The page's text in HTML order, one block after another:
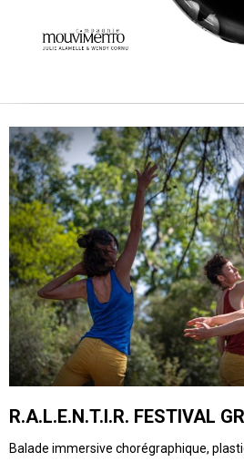
R.A.L.E.N.T.I.R. FESTIVAL
Balade immersive chorégraphique,